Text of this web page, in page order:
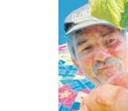
Неукрывные